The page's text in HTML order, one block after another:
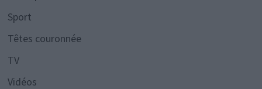
Sport
Têtes couronnée
TV
Vidéos